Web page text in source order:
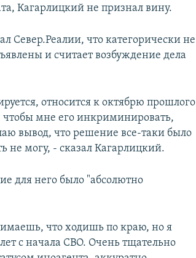
Кагарлицкий не признал вину.
Север.Реалии, что категорически не
и считает возбуждение дела
относится к октябрю прошлого
чтобы мне его инкриминировать,
вывод, что решение все-таки было
не могу, - сказал Кагарлицкий.
для него было "абсолютно
что ходишь по краю, но я
с начала СВО. Очень тщательно